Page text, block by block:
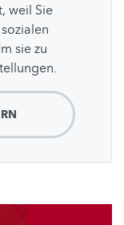
weil Sie
sie zu